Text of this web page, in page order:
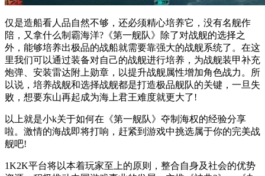
仅是造船看人品自然不够，还必须精心培养它，没有名舰作
陪，又拿什么制霸海洋?《第一舰队》除了对战舰的选择之
外，能够培养出极品的战船就需要靠强大的战舰系统了。在这
里我们可以通过装备对自己的战舰进行培养，为战舰装甲补充
炮弹、安装雷达附上勋章，以提升战舰属性增加角色战力。所
以说，培养战舰和选择战舰都是打造极品舰队的关键，一旦失
败，想要东山再起成为海上君王难度就更大了!
以上就是小k关于如何在《第一舰队》夺制海权的经验分享
啦。激情的海战即将打响，赶紧到游戏中挑选属于你的完美战
舰吧!
1K2K平台将以本着玩家至上的原则，整合自身及社会的优势